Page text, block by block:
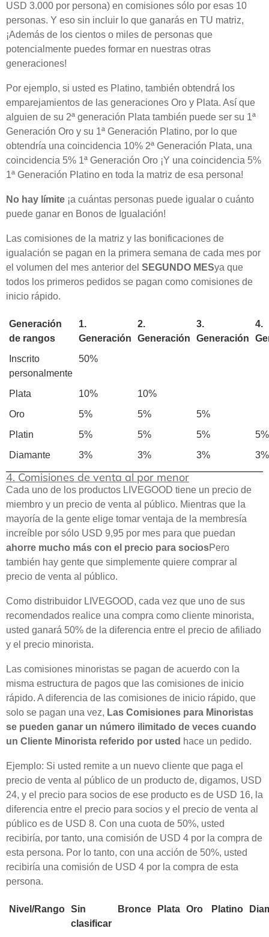
USD 3.000 por persona) en comisiones sólo por esas 10
personas. Y eso sin incluir lo que ganarás en TU matriz,
¡Además de los cientos o miles de personas que
potencialmente puedes formar en nuestras otras
generaciones!
Por ejemplo, si usted es Platino, también obtendrá los
emparejamientos de las generaciones Oro y Plata. Así que
alguien de su 2ª generación Plata también puede ser su 1ª
Generación Oro y su 1ª Generación Platino, por lo que
obtendría una coincidencia 10% 2ª Generación Plata, una
coincidencia 5% 1ª Generación Oro ¡Y una coincidencia 5%
1ª Generación Platino en toda la matriz de esa persona!
No hay límite ¡a cuántas personas puede igualar o cuánto
puede ganar en Bonos de Igualación!
Las comisiones de la matriz y las bonificaciones de
igualación se pagan en la primera semana de cada mes por
el volumen del mes anterior del SEGUNDO MESya que
todos los primeros pedidos se pagan como comisiones de
inicio rápido.
Generación
de rangos
1.
Generación
2.
Generación
3.
Generación
4.
Inscrito
personalmente
50%
Plata 10%
10%
Oro
5% 5%
5%
Platin
5% 5% 5%
5%
Diamante
3% 3% 3% 3%
4. Comisiones de venta al por menor
Cada uno de los productos LIVEGOOD tiene un precio de
miembro y un precio de venta al público. Mientras que la
mayoría de la gente elige tomar ventaja de la membresía
increíble por sólo USD 9,95 por mes para que puedan
ahorre mucho más con el precio para sociosPero
también hay gente que simplemente quiere comprar al
precio de venta al público.
Como distribuidor LIVEGOOD, cada vez que uno de sus
recomendados realice una compra como cliente minorista,
usted ganará 50% de la diferencia entre el precio de afiliado
y el precio minorista.
Las comisiones minoristas se pagan de acuerdo con la
misma estructura de pagos que las comisiones de inicio
rápido. A diferencia de las comisiones de inicio rápido, que
solo se pagan una vez, Las Comisiones para Minoristas
se pueden ganar un número ilimitado de veces cuando
un Cliente Minorista referido por usted hace un pedido.
Ejemplo: Si usted remite a un nuevo cliente que paga el
precio de venta al público de un producto de, digamos, USD
24, y el precio para socios de ese producto es de USD 16, la
diferencia entre el precio para socios y el precio de venta al
público es de USD 8. Con una cuota de 50%, usted
recibiría, por tanto, una comisión de USD 4 por la compra de
esta persona. Por lo tanto, con una acción de 50%, usted
recibiría una comisión de USD 4 por la compra de esta
persona.
Nivel/Rango Sin
clasificar
Bronce Plata Oro Platino